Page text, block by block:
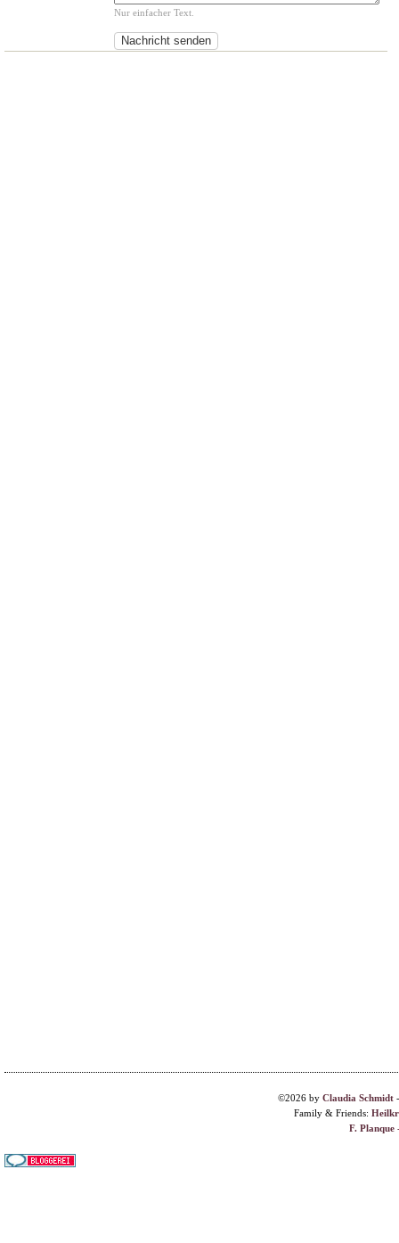
Nur einfacher Text.
©2026 by Claudia Schmidt
Family & Friends:
F. Planque